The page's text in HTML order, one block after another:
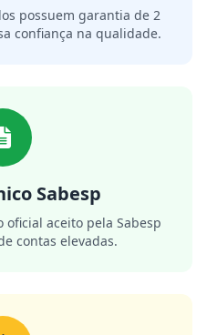
possuem garantia de 2
confiança na qualidade.
Sabesp
oficial aceito pela Sabesp
contas elevadas.